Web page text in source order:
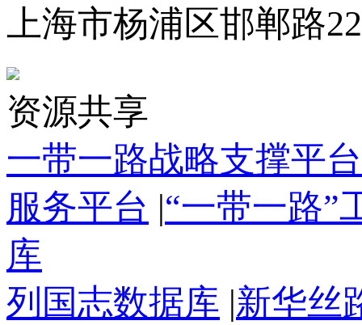
上海市杨浦区邯郸路
资源共享
一带一路战略支撑平台
服务平台 |“一带一路”
库
列国志数据库 |新华丝